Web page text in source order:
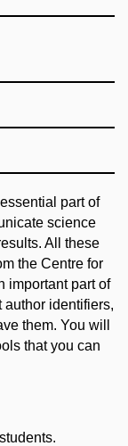
part of
science
All these
the Centre for
important part of
identifiers,
them. You will
that you can